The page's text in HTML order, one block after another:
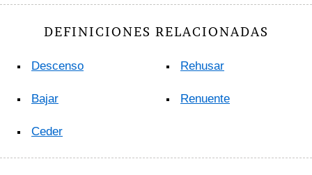
DEFINICIONES RELACIONADAS
Descenso
Bajar
Ceder
Rehusar
Renuente